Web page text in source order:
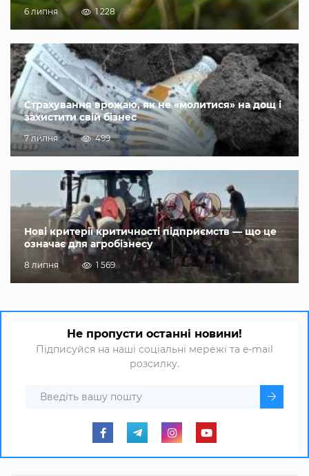
6 липня 1 228
Страхування врожаю, як не «молитися» на дощ і
захистити свій бізнес
7 липня 499
Нові критерії критичності підприємств — що це
означає для агробізнесу
8 липня 1 569
Не пропусти останні новини!
Підписуйся на наші соціальні мережі та e-mail
розсилку.